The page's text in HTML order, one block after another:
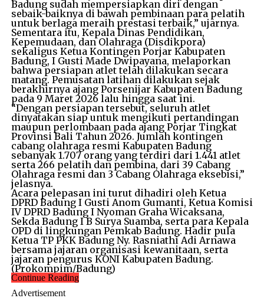
Badung sudah mempersiapkan diri dengan
sebaik-baiknya di bawah pembinaan para pelatih
untuk berlaga meraih prestasi terbaik,” ujarnya.
Sementara itu, Kepala Dinas Pendidikan,
Kepemudaan, dan Olahraga (Disdikpora)
sekaligus Ketua Kontingen Porjar Kabupaten
Badung, I Gusti Made Dwipayana, melaporkan
bahwa persiapan atlet telah dilakukan secara
matang. Pemusatan latihan dilakukan sejak
berakhirnya ajang Porsenijar Kabupaten Badung
pada 9 Maret 2026 lalu hingga saat ini.
“Dengan persiapan tersebut, seluruh atlet
dinyatakan siap untuk mengikuti pertandingan
maupun perlombaan pada ajang Porjar Tingkat
Provinsi Bali Tahun 2026. Jumlah kontingen
cabang olahraga resmi Kabupaten Badung
sebanyak 1.707 orang yang terdiri dari 1.441 atlet
serta 266 pelatih dan pembina, dari 39 Cabang
Olahraga resmi dan 3 Cabang Olahraga eksebisi,”
jelasnya.
Acara pelepasan ini turut dihadiri oleh Ketua
DPRD Badung I Gusti Anom Gumanti, Ketua Komisi
IV DPRD Badung I Nyoman Graha Wicaksana,
Sekda Badung I B Surya Suamba, serta para Kepala
OPD di lingkungan Pemkab Badung. Hadir pula
Ketua TP PKK Badung Ny. Rasniathi Adi Arnawa
bersama jajaran organisasi kewanitaan, serta
jajaran pengurus KONI Kabupaten Badung.
(Prokompim/Badung)
Continue Reading
Advertisement